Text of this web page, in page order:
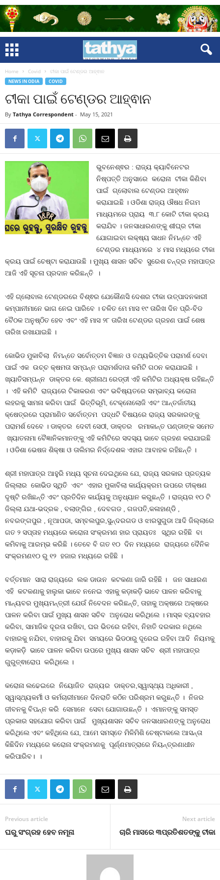
Home Covid ଟୀକା ପାଇଁ ଟେଣ୍ଡର ଆହ୍ଵାନ
NEWS IN ODIA COVID
ଟୀକା ପାଇଁ ଟେଣ୍ଡର ଆହ୍ଵାନ
By Tathya Correspondent - May 15, 2021
ଭୁବନେଶ୍ଵର : ରାଜ୍ୟ କ୍ୟାବିନେଟର
ନିଷ୍ପତ୍ତି ଅନୁସାରେ କରୋନା ଟୀକା କିଣିବା
ପାଇଁ ଗ୍ଲୋବାଲ ଟେଣ୍ଡର ଆହ୍ଵାନ
କରାଯାଇଛି । ଓଡିଶା ରାଜ୍ୟ ଔଷଧ ନିଗମ
ମାଧ୍ୟମରେ ପ୍ରାୟ ୩.୮ କୋଟି ଟୀକା କ୍ରୟ
କରାଯିବ । ଜନସାଧାରଣଙ୍କୁ ଶୀଘ୍ର ଟୀକା
ଯୋଗାଇବା ଲକ୍ଷ୍ୟ ସାଧନ ନିମନ୍ତେ ଏହି
ଟେଣ୍ଡର ମାଧ୍ୟମରେ ୪ ମାସ ମଧ୍ୟରେ ଟୀକା
କ୍ରୟ ପାଇଁ ଚେଷ୍ଟା କରାଯାଉଛି । ମୁଖ୍ୟ ଶାସନ ସଚିବ ସୁରେଶ ଚନ୍ଦ୍ର ମହାପାତ୍ର
ଆଜି ଏହି ସୂଚନା ପ୍ରଦାନ କରିଛନ୍ତି ।
ଏହି ଗ୍ଲୋବାଲ ଟେଣ୍ଡରରେ ବିଶ୍ଵର ଯେକୌଣସି ଦେଶର ଟୀକା ଉତ୍ପାଦନକାରୀ
କମ୍ପାନୀମାନେ ଭାଗ ନେଇ ପାରିବେ । ଚଳିତ ମେ ମାସ ୧୯ ତାରିଖ ଦିନ ପ୍ରି-ବିଡ
ବୈଠକ ଅନୁଷ୍ଠିତ ହେବ ଏବଂ ଏହି ମାସ ୨୮ ତାରିଖ ଟେଣ୍ଡର ଗ୍ରହଣ ପାଇଁ ଶେଷ
ତାରିଖ ରଖାଯାଇଛି ।
କୋଭିଡ ମୁକାବିଲା ନିମନ୍ତେ ସର୍ବୋତ୍ତମ ବିଜ୍ଞାନ ଓ ତଥ୍ୟଭିତ୍ତିକ ପରାମର୍ଶ ଦେବା
ପାଇଁ ଏକ ଉଚ୍ଚ କ୍ଷମତା ସମ୍ପନ୍ନ ପରାମର୍ଶଦାତା କମିଟି ଗଠନ କରାଯାଇଛି ।
ଖ୍ୟାତିସମ୍ପନ୍ନ ଡାକ୍ତର କେ. ଶ୍ରୀନାଥ ରେଡ୍ଡୀ ଏହି କମିଟିର ଅଧ୍ୟକ୍ଷ ରହିଛନ୍ତି
। ଏହି କମିଟି ରାଜ୍ୟରେ ଟିକାକରଣ ଏବଂ ଭବିଷ୍ୟତରେ ସମ୍ଭାବ୍ୟ କରୋନା
ଲହରକୁ ସାମନା କରିବା ପାଇଁ ଭିତ୍ତିଭୂମି, ଟେକ୍ନୋଲୋଜି ଏବଂ ଆନ୍ତର୍ଜାତୀୟ
କ୍ଷେତ୍ରରେ ପ୍ରାମାଣିତ ସର୍ବୋତ୍ତମ ପଦ୍ଧଟି ବିଷୟରେ ରାଜ୍ୟ ସରକାରଙ୍କୁ
ପରାମର୍ଶ ଦେବେ । ଡାକ୍ତର ଦେବୀ ସେଠୀ, ଡାକ୍ତର ରମାକାନ୍ତ ପଣ୍ଡାଙ୍କ ସମେତ
ଖ୍ୟାତନାମା ବୈଜ୍ଞାନିକମାନଙ୍କୁ ଏହି କମିଟିରେ ସଦସ୍ୟ ଭାବେ ଗ୍ରହଣ କରାଯାଇଛି
। ଓଡିଶା ଭେଷଜ ଶିକ୍ଷା ଓ ତାଲିମର ନିର୍ଦ୍ଦେଶକ ଏହାର ଆବାହକ ରହିଛନ୍ତି ।
ଶ୍ରୀ ମହାପାତ୍ର ଆହୁରି ମଧ୍ୟ ସୂଚନା ଦେଇଥିଲେ ଯେ, ରାଜ୍ୟ ସରକାର ପ୍ରତ୍ୟକ
ଜିଲ୍ଲାର କୋଭିଡ ସ୍ଥିତି ଏବଂ ଏହାର ମୁକାବିଲା କାର୍ଯ୍ୟକ୍ରମ ଉପରେ ତୀକ୍ଷଣ
ଦୃଷ୍ଟି ରଖିଛନ୍ତି ଏବଂ ପ୍ରତିଦିନ କାର୍ଯ୍ୟକୁ ଅନୁଧ୍ୟାନ କରୁଛନ୍ତି । ରାଜ୍ୟର ୧୦ ଟି
ଜିଲ୍ଲା ଯଥା-ଭଦ୍ରକ , ବଲାଙ୍ଗିର , ଦେବଗଡ , ଗଜପତି,କଳାହାଣ୍ଡି ,
ନବରଙ୍ଗପୁର , ନୂଆପଡା, ସମ୍ବଲପୁର,ସୁନ୍ଦରଗଡ ଓ ଝାରସୁଗୁଡା ଆଦି ଜିଲ୍ଲାରେ
ଗତ ୨ ସପ୍ତାହ ମଧ୍ୟରେ କରୋନା ସଂକ୍ରମଣ ହାର ପ୍ରାୟତଃ ସ୍ଥିର ରହିଛି ବା
କମିବାକୁ ଆରମ୍ଭ କରିଛି । ତେବେ ବି ଗତ ୧୦ ଦିନ ମଧ୍ୟରେ ରାଜ୍ୟରେ ଦୈନିକ
ସଂକ୍ରମଣ୧୦ ରୁ ୧୨ ହଜାର ମଧ୍ୟରେ ରହିଛି ।
ବର୍ତ୍ତମାନ ସାରା ରାଜ୍ୟରେ ଲକ ଡାଉନ କଟକଣା ଜାରି ରହିଛି । ଜନ ସାଧାରଣ
ଏହି କଟକଣାକୁ ହାଲୁକା ଭାବେ ନନେଇ ଏହାକୁ କଡ଼ାକଡ଼ି ଭାବେ ପାଳନ କରିବାକୁ
ମାନ୍ୟବର ମୁଖ୍ୟମନ୍ତ୍ରୀ ଯେଉଁ ନିବେଦନ କରିଛନ୍ତି, ତାହାକୁ ଅକ୍ଷରେ ଅକ୍ଷରେ
ପାଳନ କରିବା ପାଇଁ ମୁଖ୍ୟ ଶାସନ ସଚିବ ଅନୁରୋଧ କରିଥିଲେ । ମାସ୍କ ବ୍ୟବହାର
କରିବା, ସାମାଜିକ ଦୂରତା ରଖିବା, ଘର ଭିତରେ ରହିବା, ନିହାତି ଦରକାର ନଥିଲେ
ବାହାରକୁ ନଯିବା, ବାହାରକୁ ଯିବା ସମୟରେ ଭିଡଠାରୁ ଦୂରେଇ ରହିବା ଆଦି ନିୟମକୁ
କଡ଼ାକଡ଼ି ଭାବେ ପାଳନ କରିବା ଉପରେ ମୁଖ୍ୟ ଶାସନ ସଚିବ ଶ୍ରୀ ମହାପାତ୍ର
ଗୁରୁତ୍ଵାରୋପ କରିଥିଲେ ।
କରୋନା ଲଢେଇରେ ନିୟୋଜିତ ରାଜ୍ୟର ଡାକ୍ତର,ସ୍ୱାସ୍ଥ୍ୟ ଅଧିକାରୀ ,
ସ୍ୱାସ୍ଥ୍ୟକର୍ମୀ ଓ କର୍ମଚାରୀମାନେ ଦିନରାତି କଠିନ ପରିଶ୍ରମ କରୁଛନ୍ତି । ନିଜର
ଜୀବନକୁ ବିପନ୍ନ କରି ସେମାନେ ସେବା ଯୋଗାଉଛନ୍ତି । ଏମାନଙ୍କୁ ସମସ୍ତ
ପ୍ରକାର ସହଯୋଗ କରିବା ପାଇଁ ମୁଖ୍ୟଶାସନ ସଚିବ ଜନସାଧାରଣଙ୍କୁ ଅନୁରୋଧ
କରିଥିଲେ ଏବଂ କହିଥିଲେ ଯେ, ଆମେ ସମସ୍ତେ ମିଳିମିଶି ଚେଷ୍ଟାକଲେ ଆସନ୍ତା
କିଛିଦିନ ମଧ୍ୟରେ କରୋନା ସଂକ୍ରମଣକୁ ପୂର୍ଣ୍ଣମାତ୍ରାରେ ନିୟନ୍ତ୍ରଣାଧୀନ
କରିପାରିବ। ।
Previous article
ଘରୁ ସଂଗ୍ରହ ହେବ ନମୂନା
Next article
ଚାରି ମାସରେ ୩ପ୍ରତିଶତଙ୍କୁ ଟୀକା